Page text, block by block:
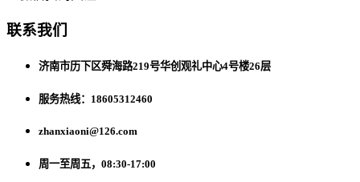
联系我们
济南市历下区舜海路219号华创观礼中心4号楼26层
服务热线：18605312460
zhanxiaoni@126.com
周一至周五，08:30-17:00